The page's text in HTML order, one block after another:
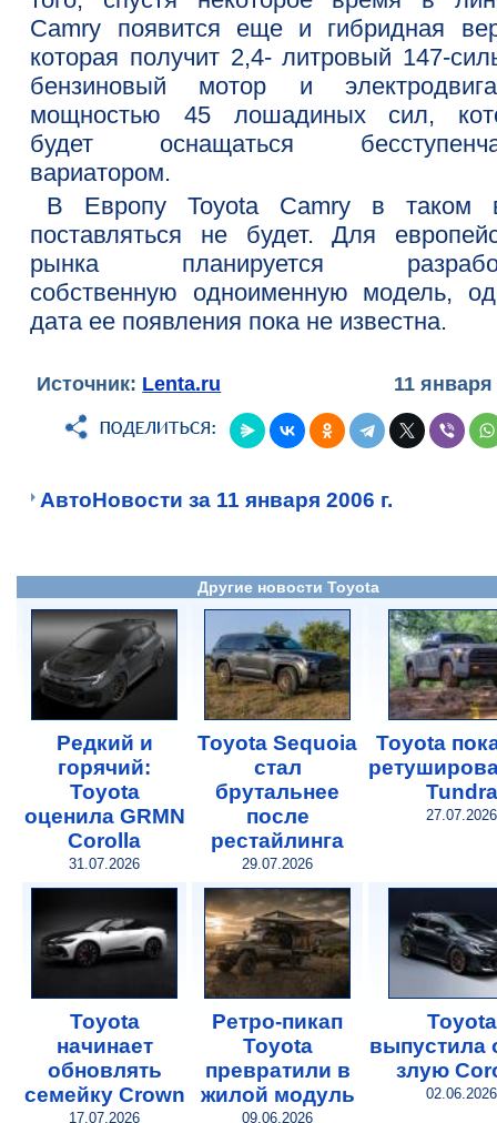
Camry появится еще и гибридная
которая получит 2,4- литровый 147-
бензиновый мотор и
мощностью 45 лошадиных сил,
будет оснащаться
вариатором.
В Европу Toyota Camry в таком
поставляться не будет. Для
рынка планируется
собственную одноименную модель,
дата ее появления пока не известна.
Источник: Lenta.ru 11 января
АвтоНовости за 11 января 2006 г.
Другие новости Toyota
Редкий и
горячий:
Toyota
оценила GRMN
Corolla
31.07.2026
Toyota Sequoia
стал
брутальнее
после
рестайлинга
29.07.2026
Toyota
Tundra
27.07.2026
Toyota
начинает
обновлять
семейку Crown
17.07.2026
Ретро-пикап
Toyota
превратили в
жилой модуль
09.06.2026
Toyota
выпустила
злую
02.06.2026